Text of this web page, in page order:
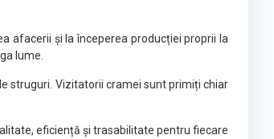
afacerii și la începerea producției proprii la
lume.
struguri. Vizitatorii cramei sunt primiți chiar
eficiență și trasabilitate pentru fiecare